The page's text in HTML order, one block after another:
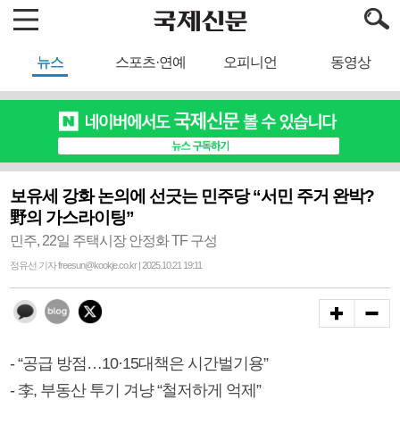
뉴스 스포츠·연예 오피니언 동영상
보유세 강화 논의에 선긋는 민주당 “서민 주거 완박?
野의 가스라이팅”
민주, 22일 주택시장 안정화 TF 구성
정유선 기자 freesun@kookje.co.kr | 2025.10.21 19:11
- “공급 방점…10·15대책은 시간벌기용”
- 李, 부동산 투기 겨냥 “철저하게 억제”